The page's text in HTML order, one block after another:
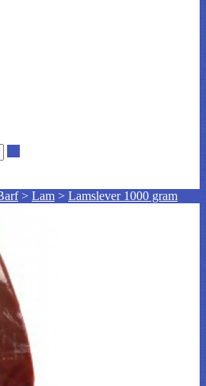
> Lam > Lamslever 1000 gram